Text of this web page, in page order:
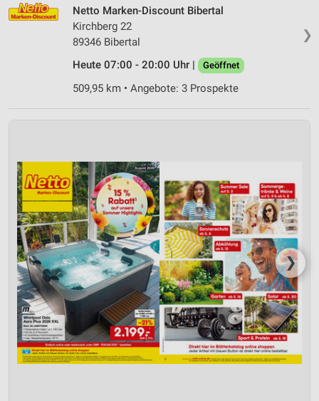
❯
Netto Marken-Discount Bibertal
Kirchberg 22
89346 Bibertal
Heute 07:00 - 20:00 Uhr |
Geöffnet
509,95 km • Angebote: 3 Prospekte
❯